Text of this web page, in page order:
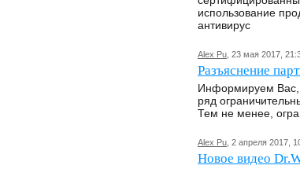
использование
антивирус
Alex Pu , 23 мая 2017,
Разъяснение
Информируем Вас,
ряд
Тем не менее,
Alex Pu , 2 апреля 2017,
Новое видео